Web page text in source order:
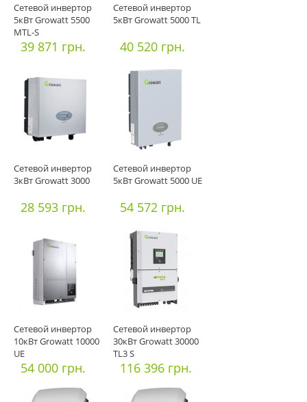
Сетевой инвертор
5кВт Growatt 5500
MTL-S
39 871 грн.
Сетевой инвертор
5кВт Growatt 5000 TL
40 520 грн.
Сетевой инвертор
3кВт Growatt 3000
28 593 грн.
Сетевой инвертор
5кВт Growatt 5000 UE
54 572 грн.
Сетевой инвертор
10кВт Growatt 10000
UE
54 000 грн.
Сетевой инвертор
30кВт Growatt 30000
TL3 S
116 396 грн.